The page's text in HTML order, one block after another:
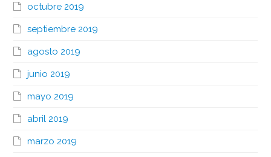
octubre 2019
septiembre 2019
agosto 2019
junio 2019
mayo 2019
abril 2019
marzo 2019